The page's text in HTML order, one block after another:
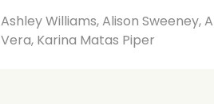
Ashley Williams, Alison Sweeney,
Vera, Karina Matas Piper